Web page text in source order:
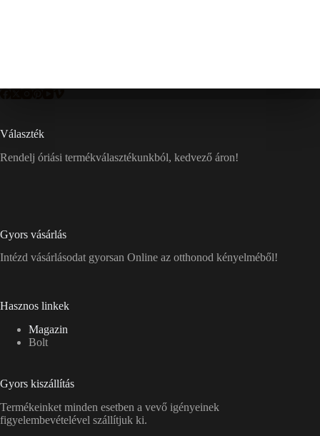
Választék
Rendelj óriási termékválasztékunkból, kedvező áron!
Gyors vásárlás
Intézd vásárlásodat gyorsan Online az otthonod kényelméből!
Hasznos linkek
Magazin
Bolt
Gyors kiszállítás
Termékeinket minden esetben a vevő igényeinek
figyelembevételével szállítjuk ki.